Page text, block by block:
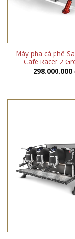
Máy pha cà phê
Café Racer 2
298.000.000